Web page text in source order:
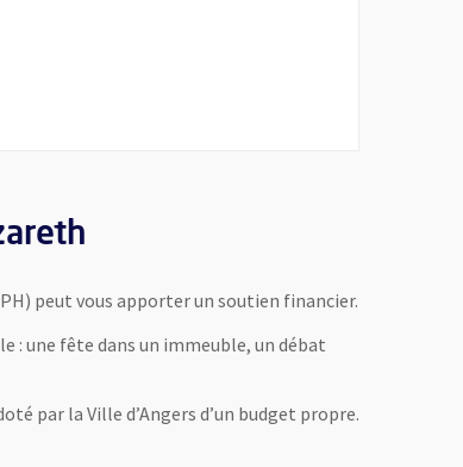
peut vous apporter un soutien financier.
: une fête dans un immeuble, un débat
par la Ville d’Angers d’un budget propre.